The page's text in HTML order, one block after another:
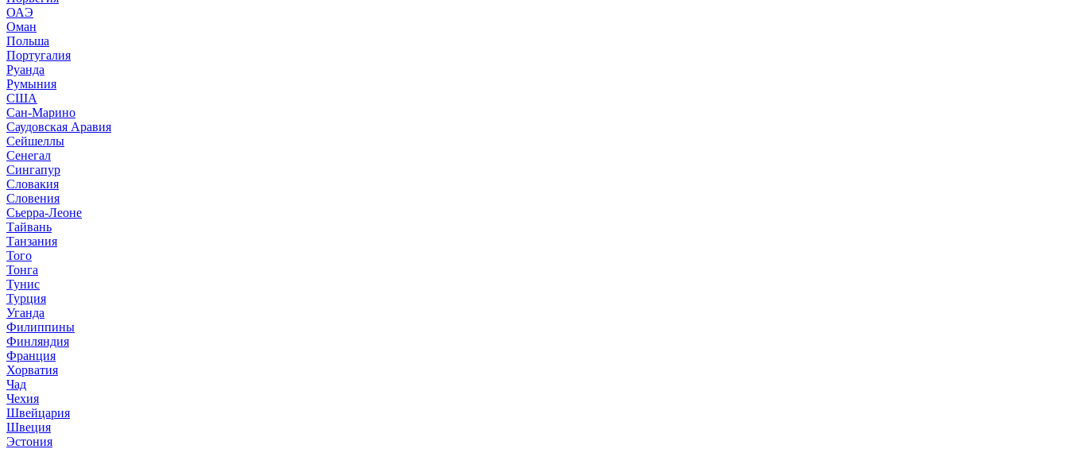
ОАЭ
Оман
Польша
Португалия
Руанда
Румыния
США
Сан-Марино
Саудовская Аравия
Сейшеллы
Сенегал
Сингапур
Словакия
Словения
Сьерра-Леоне
Тайвань
Танзания
Того
Тонга
Тунис
Турция
Уганда
Филиппины
Финляндия
Франция
Хорватия
Чад
Чехия
Швейцария
Швеция
Эстония